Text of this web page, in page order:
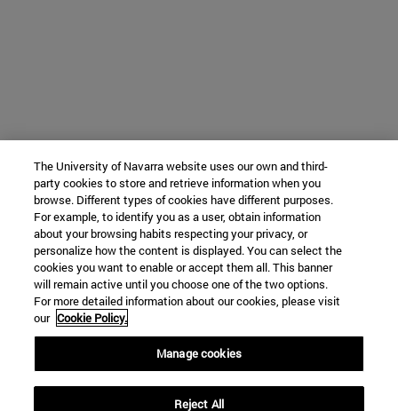
The University of Navarra website uses our own and third-
party cookies to store and retrieve information when you
browse. Different types of cookies have different purposes.
For example, to identify you as a user, obtain information
about your browsing habits respecting your privacy, or
personalize how the content is displayed. You can select the
cookies you want to enable or accept them all. This banner
will remain active until you choose one of the two options.
For more detailed information about our cookies, please visit
our Cookie Policy.
Manage cookies
Reject All